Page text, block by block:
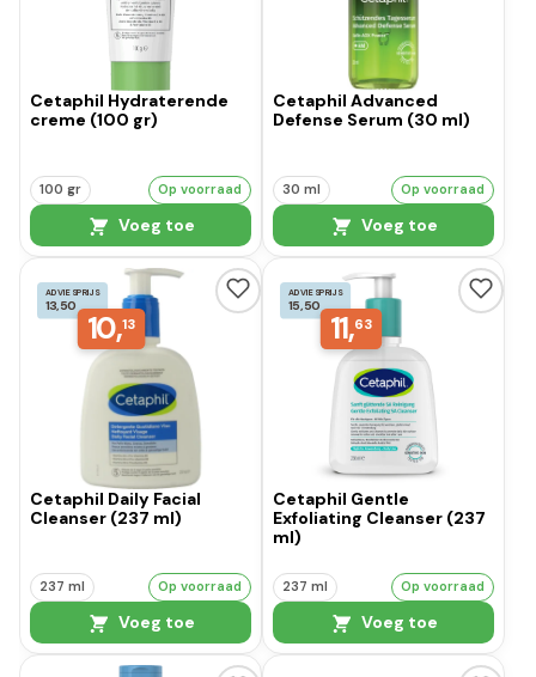
Cetaphil Hydraterende
creme (100 gr)
100 gr Op voorraad
Voeg toe
Cetaphil Advanced
Defense Serum (30 ml)
30 ml Op voorraad
Voeg toe
ADVIESPRIJS
13,50
10,13
Cetaphil Daily Facial
Cleanser (237 ml)
237 ml Op voorraad
Voeg toe
ADVIESPRIJS
15,50
11,63
Cetaphil Gentle
Exfoliating Cleanser (237
ml)
237 ml Op voorraad
Voeg toe